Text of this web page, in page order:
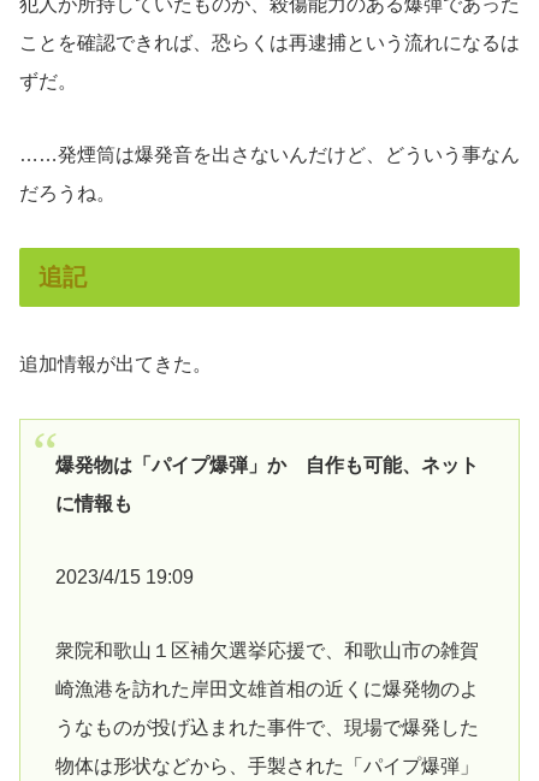
犯人が所持していたものが、殺傷能力のある爆弾であった
ことを確認できれば、恐らくは再逮捕という流れになるは
ずだ。
……発煙筒は爆発音を出さないんだけど、どういう事なん
だろうね。
追記
追加情報が出てきた。
爆発物は「パイプ爆弾」か 自作も可能、ネット
に情報も
2023/4/15 19:09
衆院和歌山１区補欠選挙応援で、和歌山市の雑賀
崎漁港を訪れた岸田文雄首相の近くに爆発物のよ
うなものが投げ込まれた事件で、現場で爆発した
物体は形状などから、手製された「パイプ爆弾」